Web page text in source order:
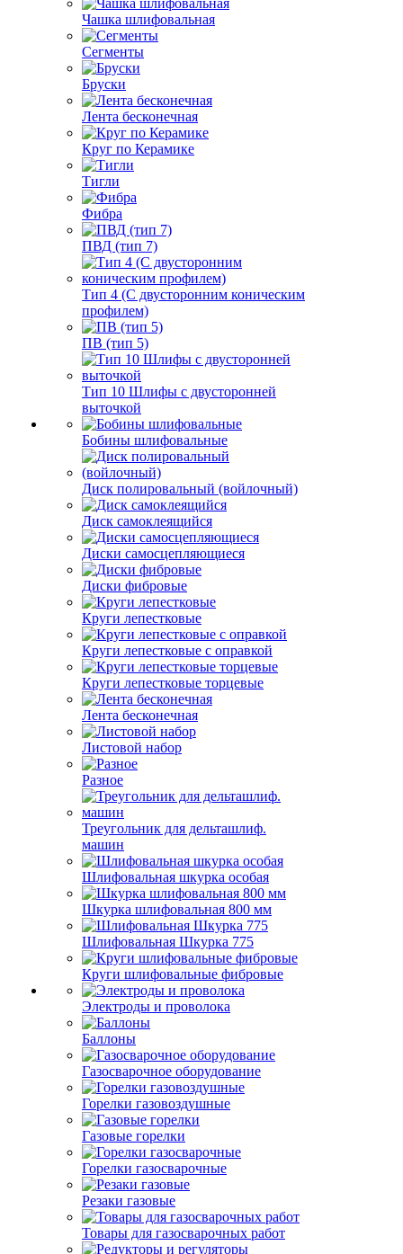
Чашка шлифовальная
Сегменты
Бруски
Лента бесконечная
Круг по Керамике
Тигли
Фибра
ПВД (тип 7)
Тип 4 (С двусторонним коническим
профилем)
ПВ (тип 5)
Тип 10 Шлифы с двусторонней
выточкой
Бобины шлифовальные
Диск полировальный (войлочный)
Диск самоклеящийся
Диски самосцепляющиеся
Диски фибровые
Круги лепестковые
Круги лепестковые с оправкой
Круги лепестковые торцевые
Лента бесконечная
Листовой набор
Разное
Треугольник для дельташлиф.
машин
Шлифовальная шкурка особая
Шкурка шлифовальная 800 мм
Шлифовальная Шкурка 775
Круги шлифовальные фибровые
Электроды и проволока
Баллоны
Газосварочное оборудование
Горелки газовоздушные
Газовые горелки
Горелки газосварочные
Резаки газовые
Товары для газосварочных работ